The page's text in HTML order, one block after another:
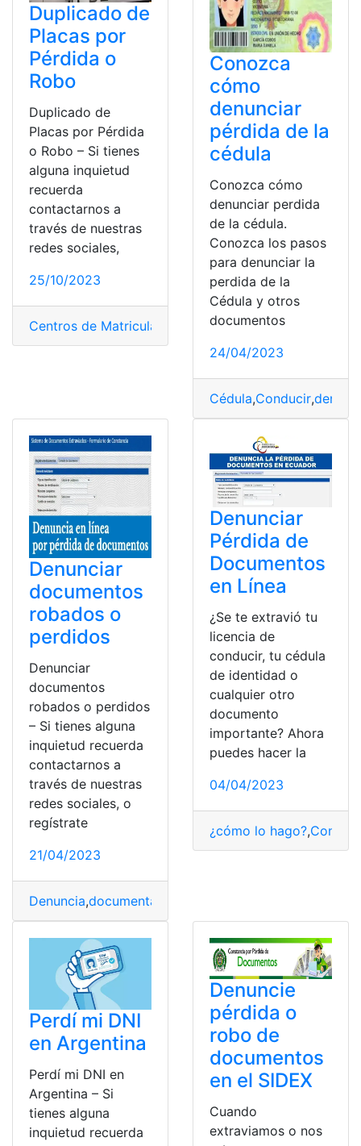
Duplicado de
Placas por
Pérdida o
Robo
Duplicado de
Placas por Pérdida
o Robo – Si tienes
alguna inquietud
recuerda
contactarnos a
través de nuestras
redes sociales,
25/10/2023
Centros de Matriculación Duplicado,pérdida
Conozca
cómo
denunciar
pérdida de la
cédula
Conozca cómo
denunciar perdida
de la cédula.
Conozca los pasos
para denunciar la
perdida de la
Cédula y otros
documentos
24/04/2023
Cédula,Conducir,
Denunciar
documentos
robados o
perdidos
Denunciar
documentos
robados o perdidos
– Si tienes alguna
inquietud recuerda
contactarnos a
través de nuestras
redes sociales, o
regístrate
21/04/2023
Denuncia,documentación
Denunciar
Pérdida de
Documentos
en Línea
¿Se te extravió tu
licencia de
conducir, tu cédula
de identidad o
cualquier otro
documento
importante? Ahora
puedes hacer la
04/04/2023
¿cómo lo hago?,
Perdí mi DNI
en Argentina
Perdí mi DNI en
Argentina – Si
tienes alguna
inquietud recuerda
Denuncie
pérdida o
robo de
documentos
en el SIDEX
Cuando
extraviamos o nos